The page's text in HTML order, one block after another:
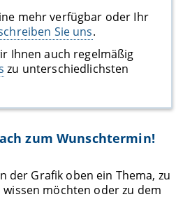
mehr verfügbar oder Ihr
Sie uns.
Ihnen auch regelmäßig
zu unterschiedlichsten
zum Wunschtermin!
der Grafik oben ein Thema, zu
möchten oder zu dem